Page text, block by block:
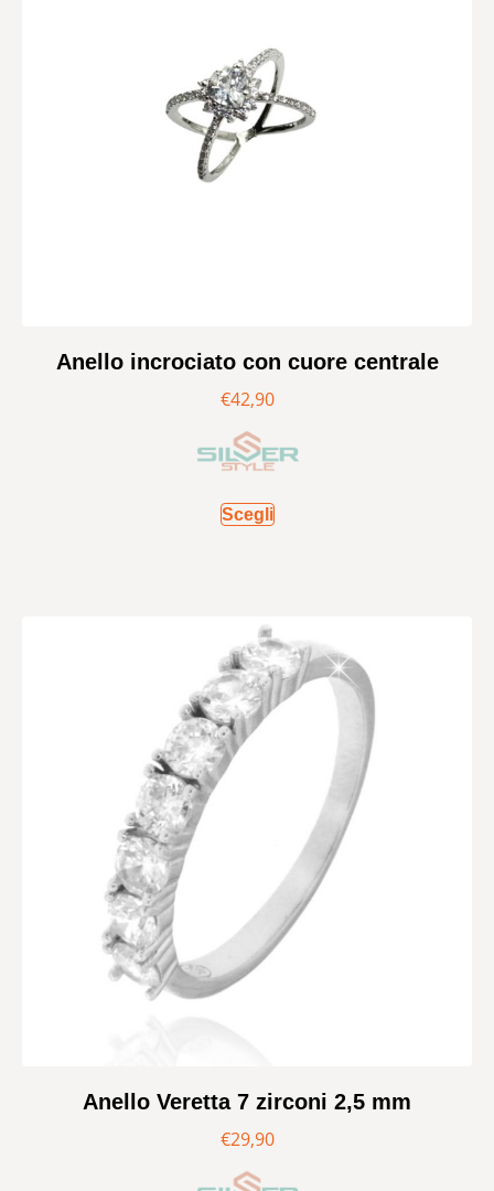
Anello incrociato con cuore centrale
€42,90
Scegli
Anello Veretta 7 zirconi 2,5 mm
€29,90